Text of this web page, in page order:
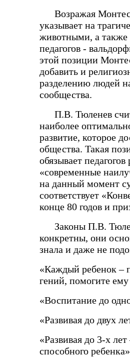
Возражая
указывает на
животными, а также
педагогов -
этой позиции
добавить и
разделению людей
сообщества.
П.В. Тюленев
наиболее
развитие, которое
общества. Такая
обязывает
«современные
на данный момент
соответствует
конце 80 годов и
Законы П.В.
конкретны, они
знала и даже не
«Каждый ребенок –
гений, помогите ему
«Воспитание до
«Развивая до двух
«Развивая до 3-х
способного ребенка»